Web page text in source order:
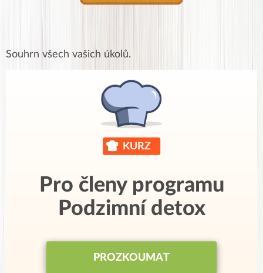
Souhrn všech vašich úkolů.
Pro členy programu
Podzimní detox
PROZKOUMAT